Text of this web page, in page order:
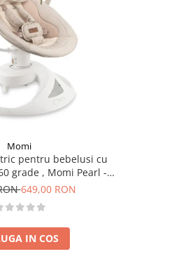
Momi
pentru bebelusi cu
grade , Momi Pearl -
Beige649,00 RON
IN COS